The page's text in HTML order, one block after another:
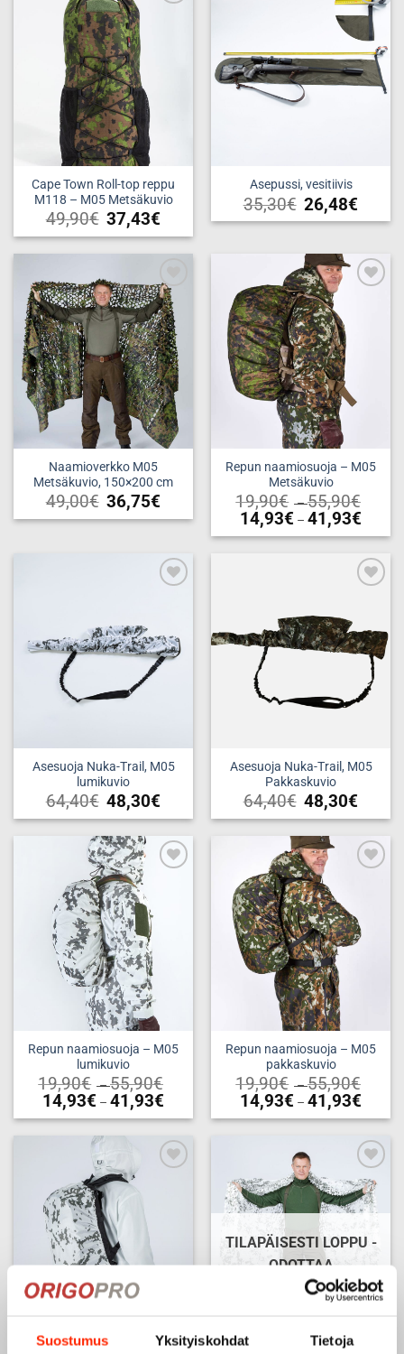
Suostumus Yksityiskohdat Tietoja
useampi
muunnelma.
Voit
tehdä
valinnat
tuotteen
sivulla.
Cape Town Roll-top reppu
M118 – M05 Metsäkuvio
49,90€ 37,43€
Add to
wishlist
Asepussi, vesitiivis
35,30€ 26,48€
Add to
wishlist
Naamioverkko M05
Metsäkuvio, 150×200 cm
49,00€ 36,75€
Repun naamiosuoja – M05
Metsäkuvio
19,90€ –55,90€
55,90€
14,93€ – 41,93€
14,93€
41,93€
Tällä
Voit
tehdä
sivulla.
Asesuoja Nuka-Trail, M05
lumikuvio
64,40€ 48,30€
Asesuoja Nuka-Trail, M05
Pakkaskuvio
64,40€ 48,30€
Repun naamiosuoja – M05
lumikuvio
19,90€ –55,90€
through
55,90€
14,93€ – 41,93€
14,93€
41,93€
Tällä
tuotteella
useampi
muunnelma.
Voit
tehdä
valinnat
tuotteen
sivulla.
Repun naamiosuoja – M05
pakkaskuvio
19,90€ –55,90€
55,90€
14,93€ – 41,93€
14,93€
41,93€
Tällä
on
useampi
muunnelma.
Voit
tehdä
valinnat
tuotteen
sivulla.
Rinkan/repun naamiosuoja
Add to
wishlist
TILAPÄISESTI LOPPU -
ODOTTAA
VARASTOTÄYDENNYSTÄ
Naamioverkko M05